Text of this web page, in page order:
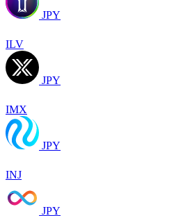
JPY
ILV
JPY
IMX
JPY
INJ
JPY